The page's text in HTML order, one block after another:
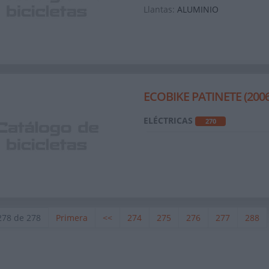
Llantas: ALUMINIO
ECOBIKE PATINETE
ELÉCTRICAS 270
de 278 Primera << 274 275 276 277 288